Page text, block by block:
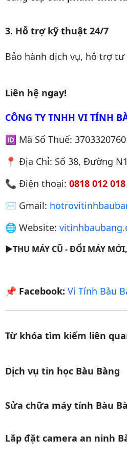
3. Hỗ trợ kỹ thuật 24/7
Bảo hành dịch vụ, hỗ trợ
Liên hệ ngay!
CÔNG TY TNHH VI TÍNH
🆔 Mã Số Thuế: 3703320760
📍 Địa Chỉ: Số 38, Đường
📞 Điện thoại: 0818 012
✉️ Gmail:
🌐 Website:
►THU MÁY CŨ - ĐỔI MÁY
📌 Facebook: Vi Tính Bàu
Từ khóa tìm kiếm liên
Dịch vụ tin học Bàu Bàng
Sửa chữa máy tính Bàu
Lắp đặt camera an ninh